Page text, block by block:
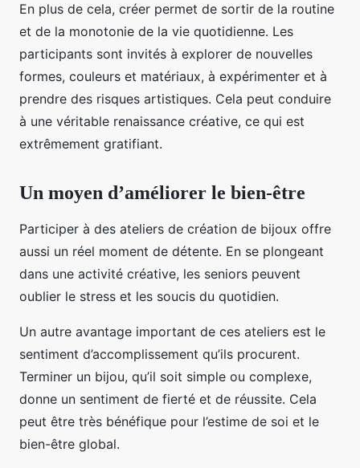
En plus de cela, créer permet de sortir de la routine
et de la monotonie de la vie quotidienne. Les
participants sont invités à explorer de nouvelles
formes, couleurs et matériaux, à expérimenter et à
prendre des risques artistiques. Cela peut conduire
à une véritable renaissance créative, ce qui est
extrêmement gratifiant.
Un moyen d’améliorer le bien-être
Participer à des ateliers de création de bijoux offre
aussi un réel moment de détente. En se plongeant
dans une activité créative, les seniors peuvent
oublier le stress et les soucis du quotidien.
Un autre avantage important de ces ateliers est le
sentiment d’accomplissement qu’ils procurent.
Terminer un bijou, qu’il soit simple ou complexe,
donne un sentiment de fierté et de réussite. Cela
peut être très bénéfique pour l’estime de soi et le
bien-être global.